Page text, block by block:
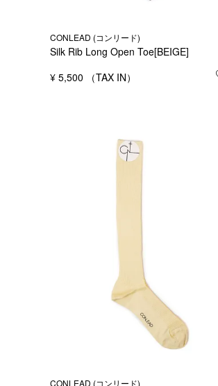
CONLEAD (コンリード)
Silk Rib Long Open Toe[BEIGE]
¥ 5,500
CONLEAD (コンリード)